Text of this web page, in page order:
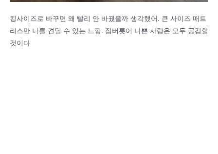
킹사이즈로 바꾸면 왜 빨리 안 바꿨을까 생각했어. 큰 사이즈 매트
리스만 나를 견딜 수 있는 느낌. 잠버릇이 나쁜 사람은 모두 공감할
것이다